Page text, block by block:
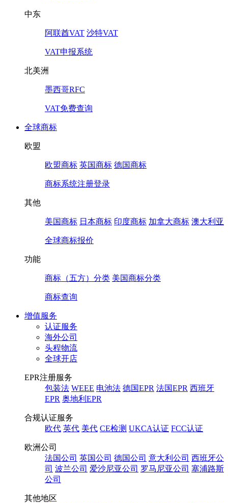
中东
阿联酋VAT 沙特VAT
VAT申报系统
北美洲
墨西哥RFC
VAT免费查询
全球商标
欧盟
欧盟商标 英国商标 德国商标
商标系统注册登录
其他
美国商标 日本商标 印度商标 加拿大商标 澳大利亚
全球商标报价
功能
商标（五方）分类 美国商标分类
商标查询
增值服务
认证服务
海外公司
头程物流
全球开店
EPR注册服务
包装法 WEEE 电池法 德国EPR 法国EPR 西班牙
EPR 奥地利EPR
合规认证服务
欧代 英代 美代 CE检测 UKCA认证 FCC认证
欧洲公司
法国公司 英国公司 德国公司 意大利公司 西班牙公
司 波兰公司 爱沙尼亚公司 罗马尼亚公司 塞浦路斯
公司
其他地区